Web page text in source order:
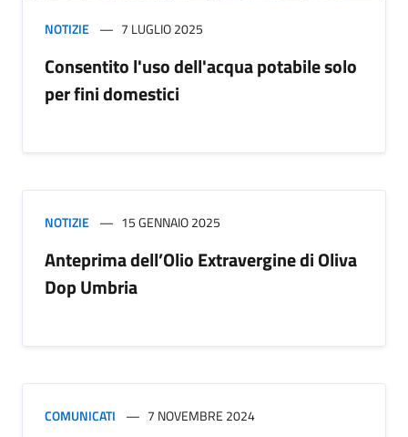
NOTIZIE 7 LUGLIO 2025
Consentito l'uso dell'acqua potabile solo
per fini domestici
NOTIZIE 15 GENNAIO 2025
Anteprima dell’Olio Extravergine di Oliva
Dop Umbria
COMUNICATI 7 NOVEMBRE 2024